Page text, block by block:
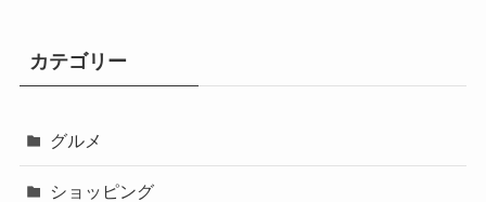
カテゴリー
グルメ
ショッピング